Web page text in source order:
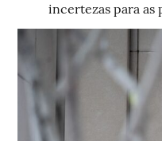
incertezas para as